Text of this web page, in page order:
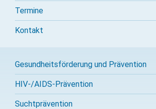
Termine
Kontakt
Gesundheitsförderung und Prävention
HIV-/AIDS-Prävention
Sucht­prävention